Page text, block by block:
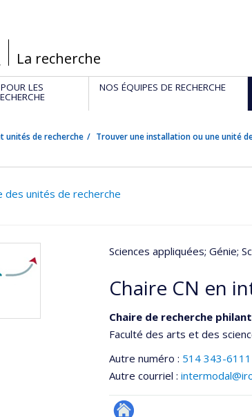
/La recherche
LES NOS ÉQUIPES DE RECHERCHE
unités de recherche Trouver une installation ou une unité
des unités de recherche
Sciences appliquées; Génie;
Chaire CN en
Chaire de recherche
Faculté des arts et des
Autre numéro : 514 343-
Autre courriel :